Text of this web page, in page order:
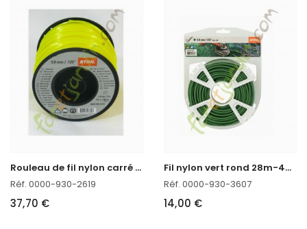
R
ouleau de fil nylon carré 168m - 3mm Stihl
Réf. 0000-930-2619
37,70 €
F
il nylon vert rond 28m-4mm Stihl réf. 0000-930-3607 en stock
Réf. 0000-930-3607
14,00 €